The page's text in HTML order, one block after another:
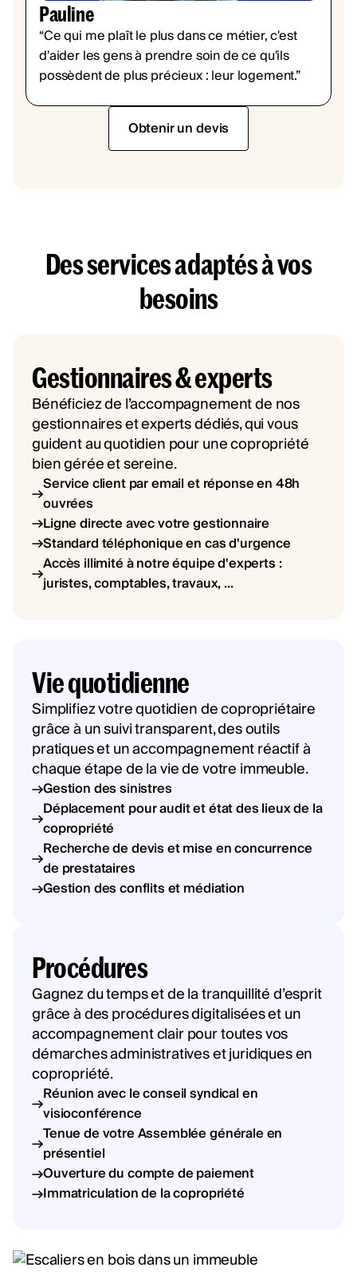
Pauline
“Ce qui me plaît le plus dans ce métier, c'est
d'aider les gens à prendre soin de ce qu'ils
possèdent de plus précieux : leur logement.”
Obtenir un devis
Des services adaptés à vos
besoins
Gestionnaires & experts
Bénéficiez de l’accompagnement de nos
gestionnaires et experts dédiés, qui vous
guident au quotidien pour une copropriété
bien gérée et sereine.
Service client par email et réponse en 48h
ouvrées
Ligne directe avec votre gestionnaire
Standard téléphonique en cas d'urgence
Accès illimité à notre équipe d'experts :
juristes, comptables, travaux, ...
Vie quotidienne
Simplifiez votre quotidien de copropriétaire
grâce à un suivi transparent, des outils
pratiques et un accompagnement réactif à
chaque étape de la vie de votre immeuble.
Gestion des sinistres
Déplacement pour audit et état des lieux de la
copropriété
Recherche de devis et mise en concurrence
de prestataires
Gestion des conflits et médiation
Procédures
Gagnez du temps et de la tranquillité d’esprit
grâce à des procédures digitalisées et un
accompagnement clair pour toutes vos
démarches administratives et juridiques en
copropriété.
Réunion avec le conseil syndical en
visioconférence
Tenue de votre Assemblée générale en
présentiel
Ouverture du compte de paiement
Immatriculation de la copropriété